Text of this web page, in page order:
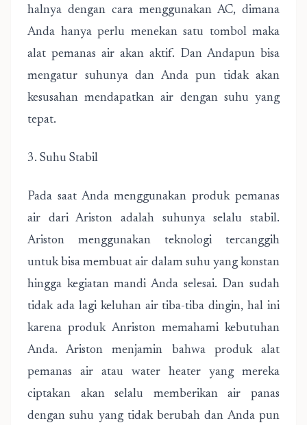
halnya dengan cara menggunakan AC, dimana
Anda hanya perlu menekan satu tombol maka
alat pemanas air akan aktif. Dan Andapun bisa
mengatur suhunya dan Anda pun tidak akan
kesusahan mendapatkan air dengan suhu yang
tepat.
3. Suhu Stabil
Pada saat Anda menggunakan produk pemanas
air dari Ariston adalah suhunya selalu stabil.
Ariston menggunakan teknologi tercanggih
untuk bisa membuat air dalam suhu yang konstan
hingga kegiatan mandi Anda selesai. Dan sudah
tidak ada lagi keluhan air tiba-tiba dingin, hal ini
karena produk Anriston memahami kebutuhan
Anda. Ariston menjamin bahwa produk alat
pemanas air atau water heater yang mereka
ciptakan akan selalu memberikan air panas
dengan suhu yang tidak berubah dan Anda pun